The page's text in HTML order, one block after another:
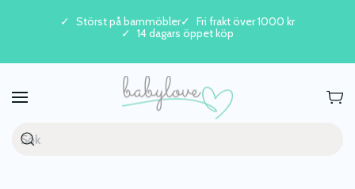
Skip to main content
Störst på barnmöbler
Fri frakt över 1000 kr
14 dagars öppet köp